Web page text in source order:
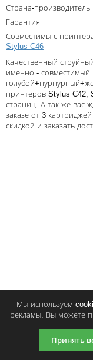
Sharp
Toshiba
Xerox
Для
Ленточные
Тонер и
Страна-производитель
Гарантия
Совместимы с
Stylus C46
Качественный
именно - совместимый
принтеров Stylus C42,
страниц. А так же вас
заказе от 3
скидкой и заказать
Введите код,
Мы используем
рекламы. Вы можете
Принять